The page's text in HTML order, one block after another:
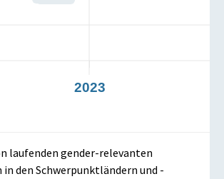
2023
laufenden gender-relevanten
den Schwerpunktländern und -